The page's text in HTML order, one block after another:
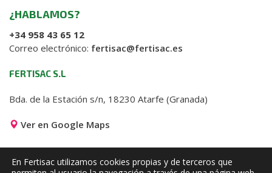
¿HABLAMOS?
+34 958 43 65 12
Correo electrónico: fertisac@fertisac.es
FERTISAC S.L
Bda. de la Estación s/n, 18230 Atarfe (Granada)
Ver en Google Maps
En Fertisac utilizamos cookies propias y de terceros que